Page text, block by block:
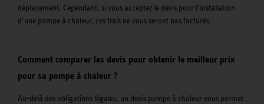
déplacement. Cependant, si vous acceptez le devis pour l’installation
d’une pompe à chaleur, ces frais ne vous seront pas facturés.
Comment comparer les devis pour obtenir le meilleur prix
pour sa pompe à chaleur ?
Au-delà des obligations légales, un devis pompe à chaleur vous permet